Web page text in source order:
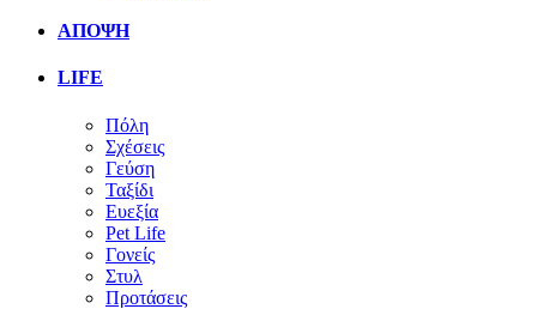
ΑΠΟΨΗ
LIFE
Πόλη
Σχέσεις
Γεύση
Ταξίδι
Ευεξία
Pet Life
Γονείς
Στυλ
Προτάσεις